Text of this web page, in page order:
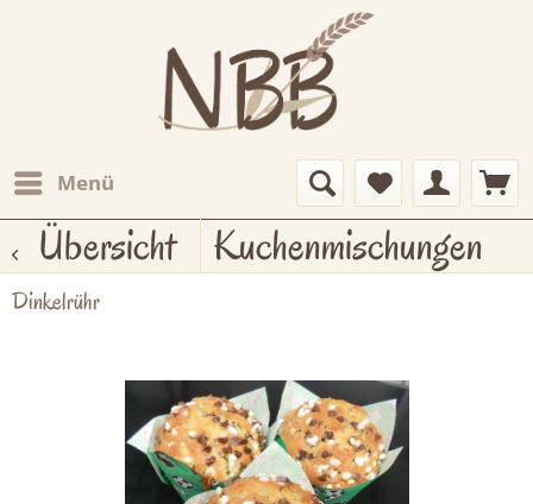
Menü
Übersicht Kuchenmischungen
Dinkelrühr